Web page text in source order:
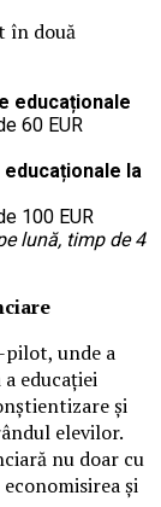
în două
educaționale
60 EUR
la
100 EUR
lună, timp de 4
unde a
educației
și
elevilor.
nu doar cu
și